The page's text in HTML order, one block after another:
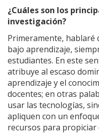
¿Cuáles son los
investigación?
Primeramente, hablaré
bajo aprendizaje,
estudiantes. En este
atribuye al escaso
aprendizaje y el
docentes; en otras
usar las tecnologías,
apliquen con un
recursos para propiciar